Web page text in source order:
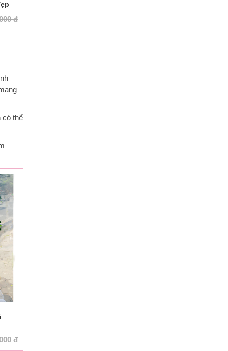
đ
có thể
đ